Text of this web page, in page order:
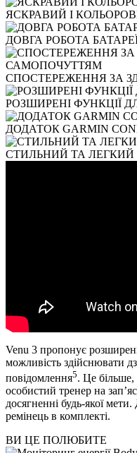
ЯСКРАВИЙ І
ДОВГА РОБОТА
СПОСТЕРЕЖЕННЯ ЗА
РОЗШИРЕНІ ФУНКЦІЇ
ДОДАТОК GARMIN
СТИЛЬНИЙ ТА ЛЕГКИЙ
Venu 3 пропонує
можливість здійснювати
повідомлення5. Це
особистий тренер на
досягненні будь-якої
ремінець в комплекті.
ВИ ЦЕ ПОЛЮБИТЕ